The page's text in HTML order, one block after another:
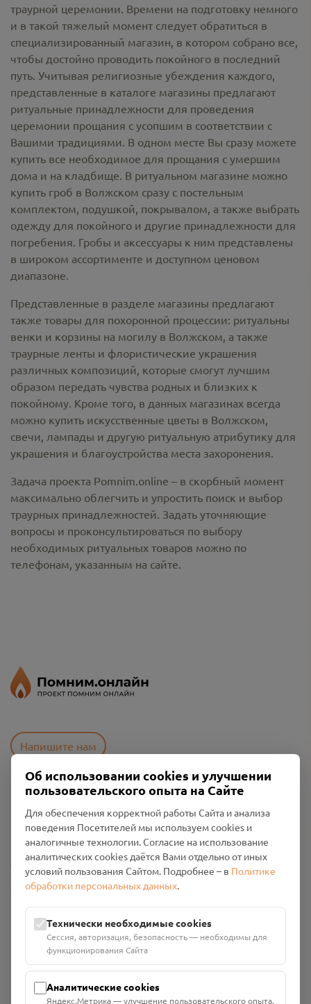
траурной церемонии. Времени на подготовку немного
и в такой тяжелый момент следует обратиться в
специализированный магазин, в котором собрано все,
чтобы достойно проводить покойного в последний
путь. Учитывая религиозные убеждения каждого,
представленные в каталоге магазины предлагают
ритуальные принадлежности для проведения
церемонии прощания с усопшим в соответствии с
Вашими традициями. В одном месте Вы сразу можете
купить все необходимое для прощания с умершим
дома и на кладбище. В ритуальном магазине можно
купить гроб в Волжском сразу с постельным
комплектом, подушкой, покрывалом, а также выбрать
одежду для покойного и другие принадлежности для
погребения. Гробы и аксессуары к ним представлены
в широком ассортименте и доступном ценовом
диапазоне.
Представленные в разделе магазины предлагают
также товары для похоронной процессии: ритуальны
венки и корзины на могилу в Волжском, а также
траурные ленты и флористические украшения
различных композиций, которые смогут лучшим
образом передать чувства родных и близких к
покойному. Кроме того, в данных магазинах всегда
можно купить искусственные цветы в Волжском,
свечи, лампады и другую ритуальную атрибутику для
украшения и благоустройства места захоронения.
Задача проекта Pomnim.online – в скорбный момент
максимально облегчить и упростить поиск и выбор
траурных принадлежностей. Задать уточняющие
вопросы и проконсультироваться по выбору
необходимых ритуальных товаров можно по
телефонам, указанным на сайте.
Напишите нам
Политика конфиденциальности
Промо-материалы
Настройки cookies
Общество с ограниченной ответственностью «Смоленский
Проект Помним»
ИНН: 6700029207 ОГРН: 1256700001986
Юридический адрес: 216790, Смоленская область, р-н
Руднянский, г. Рудня, улица Западная, д. 26А, пом. 18
Номер счёта: 40702810901130004287 в АО "АЛЬФА-БАНК"
Об использовании cookies и улучшении
пользовательского опыта на Сайте
Для обеспечения корректной работы Сайта и анализа
поведения Посетителей мы используем cookies и
аналогичные технологии. Согласие на использование
аналитических cookies даётся Вами отдельно от иных
условий пользования Сайтом. Подробнее – в Политике
обработки персональных данных.
Технически необходимые cookies
Сессия, авторизация, безопасность — необходимы для
функционирования Сайта
Аналитические cookies
Яндекс.Метрика — улучшение пользовательского опыта,